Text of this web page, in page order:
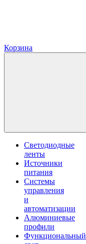
Корзина
Светодиодные
ленты
Источники
питания
Системы
управления
и
автоматизации
Алюминиевые
профили
Функциональный